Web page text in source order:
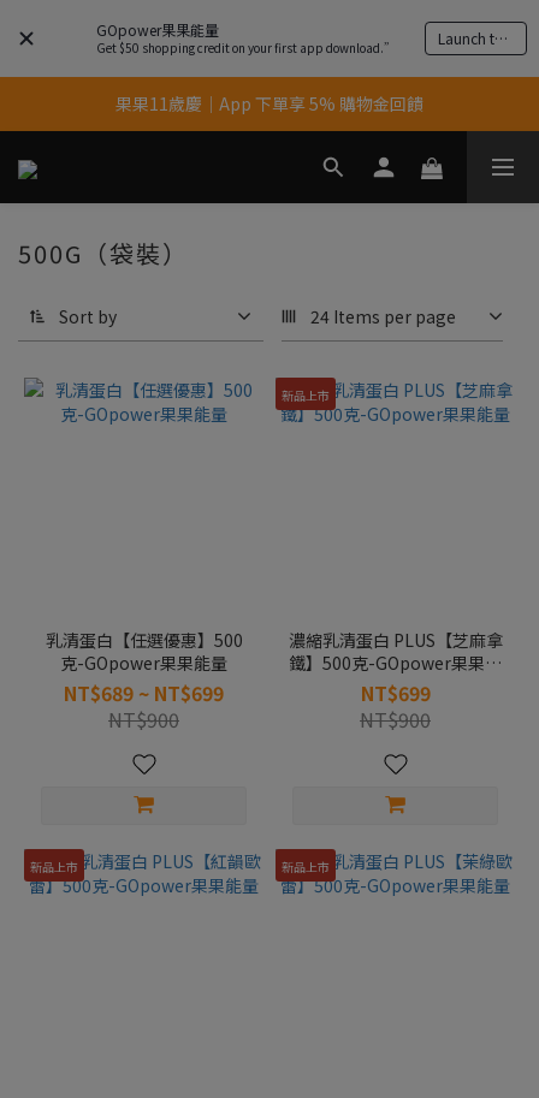
GOpower果果能量
Get $50 shopping credit on your first app download.” Launch the app
果果11歲慶｜App 下單享 5% 購物金回饋
果果11歲慶｜App 下單享 5% 購物金回饋
結帳輸入優惠代碼【gopower】享全單95折優惠！
果果11歲慶｜App 下單享 5% 購物金回饋
500G（袋裝）
Sort by 24 Items per page
乳清蛋白【任選優惠】500
克-GOpower果果能量
NT$689 ~ NT$699
NT$900
新品上市
濃縮乳清蛋白 PLUS【芝麻拿
鐵】500克-GOpower果果能
量
NT$699
NT$900
新品上市 新品上市